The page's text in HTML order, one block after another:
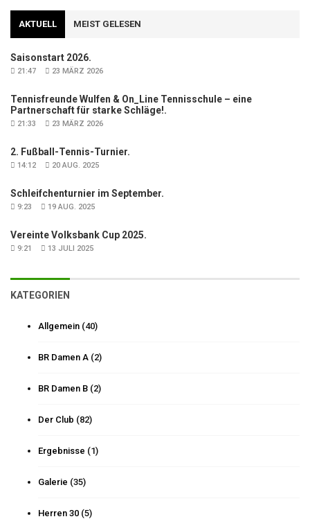
AKTUELL MEIST GELESEN
Saisonstart 2026.
21:47 23 MÄRZ 2026
Tennisfreunde Wulfen & On_Line Tennisschule – eine
Partnerschaft für starke Schläge!.
21:33 23 MÄRZ 2026
2. Fußball-Tennis-Turnier.
14:12 20 AUG. 2025
Schleifchenturnier im September.
9:23 19 AUG. 2025
Vereinte Volksbank Cup 2025.
9:21 13 JULI 2025
KATEGORIEN
Allgemein (40)
BR Damen A (2)
BR Damen B (2)
Der Club (82)
Ergebnisse (1)
Galerie (35)
Herren 30 (5)